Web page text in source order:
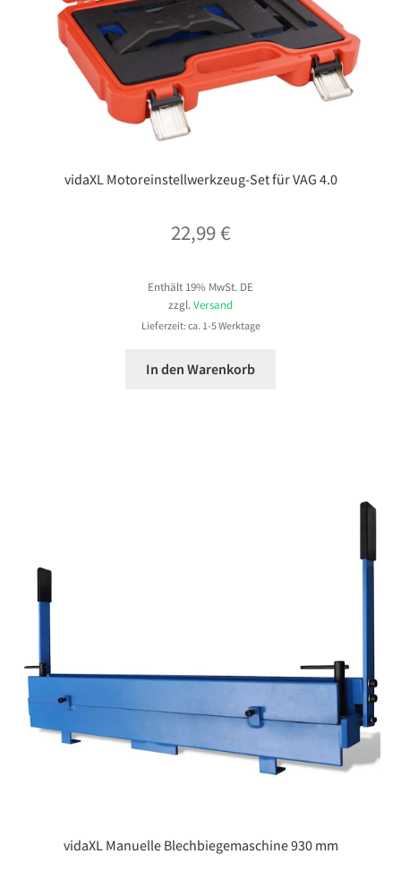
vidaXL Motoreinstellwerkzeug-Set für VAG 4.0
22,99€
Enthält 19% MwSt. DE
zzgl.Versand
Lieferzeit: ca. 1-5 Werktage
In den Warenkorb
vidaXL Manuelle Blechbiegemaschine 930 mm